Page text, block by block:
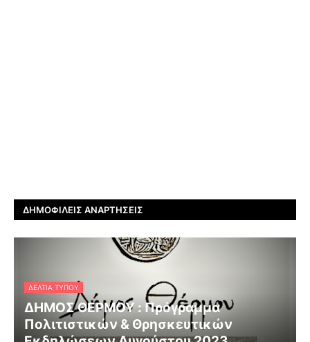
ΔΗΜΟΦΙΛΕΊΣ ΑΝΑΡΤΉΣΕΙΣ
ΔΕΛΤΊΑ ΤΎΠΟΥ
ΔΗΜΟΣ ΘΕΡΜΟΥ : Πρόγραμμα
Πολιτιστικών & Θρησκευτικών